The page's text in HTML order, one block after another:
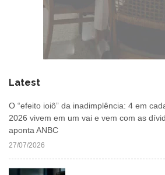
Latest
O “efeito ioiô” da inadimplência: 4 em
2026 vivem em um vai e vem com as
aponta ANBC
27/07/2026